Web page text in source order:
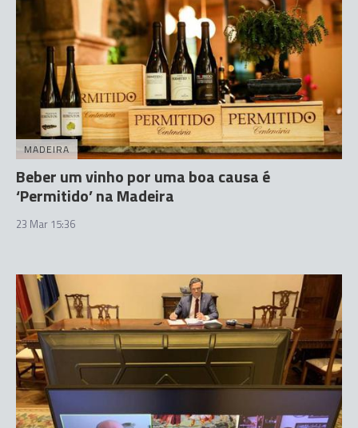
MADEIRA
Beber um vinho por uma boa causa é
‘Permitido’ na Madeira
23 Mar 15:36